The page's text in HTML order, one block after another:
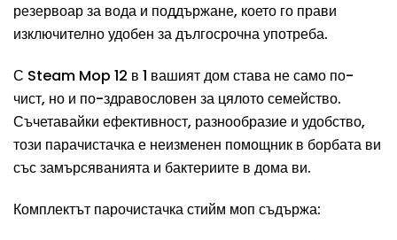
резервоар за вода и поддържане, което го прави
изключително удобен за дългосрочна употреба.
С Steam Mop 12 в 1 вашият дом става не само по-
чист, но и по-здравословен за цялото семейство.
Съчетавайки ефективност, разнообразие и удобство,
този парачистачка е неизменен помощник в борбата ви
със замърсяванията и бактериите в дома ви.
Комплектът парочистачка стийм моп съдържа: